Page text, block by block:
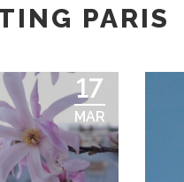
PARIS
17
MAR